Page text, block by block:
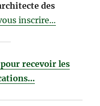
des
inscrire…
recevoir les